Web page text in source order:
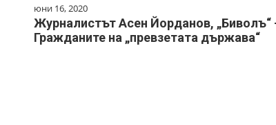
юни 16, 2020
Журналистът Асен Йорданов, „Биволъ“
Гражданите на „превзетата държава“